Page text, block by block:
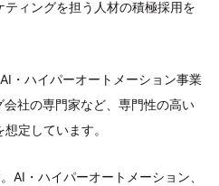
ィングを担う人材の積極採用を
・ハイパーオートメーション事業
社の専門家など、専門性の高い
定しています。
AI・ハイパーオートメーション、